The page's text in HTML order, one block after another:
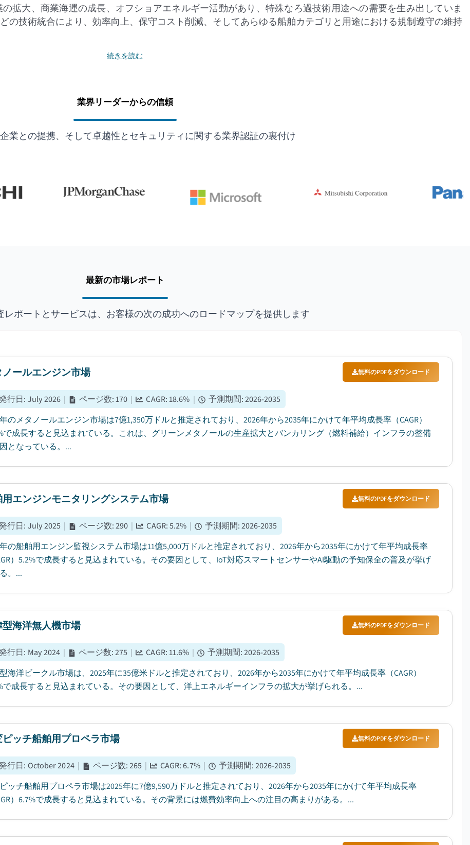
拡大、商業海運の成長、オフショアエネルギー活動があり、特殊なろ過技術用途への需要を生み出していま
の技術統合により、効率向上、保守コスト削減、そしてあらゆる船舶カテゴリと用途における規制遵守の維持
続きを読む
業界リーダーからの信頼
業との提携、そして卓越性とセキュリティに関する業界認証の裏付け
最新の市場レポート
レポートとサービスは、お客様の次の成功へのロードマップを提供します
ノールエンジン市場 無料のPDFをダウンロード
行日: July 2026 | ページ数:170 | CAGR:18.6% | 予測期間:2026-2035
のメタノールエンジン市場は7億1,350万ドルと推定されており、2026年から2035年にかけて年平均成長率（CAGR）
で成長すると見込まれている。これは、グリーンメタノールの生産拡大とバンカリング（燃料補給）インフラの整備
となっている。...
用エンジンモニタリングシステム市場 無料のPDFをダウンロード
行日: July 2025 | ページ数:290 | CAGR:5.2% | 予測期間:2026-2035
の船舶用エンジン監視システム市場は11億5,000万ドルと推定されており、2026年から2035年にかけて年平均成長率
）5.2%で成長すると見込まれている。その要因として、IoT対応スマートセンサーやAI駆動の予知保全の普及が挙げ
。...
型海洋無人機市場 無料のPDFをダウンロード
行日: May 2024 | ページ数:275 | CAGR:11.6% | 予測期間:2026-2035
海洋ビークル市場は、2025年に35億米ドルと推定されており、2026年から2035年にかけて年平均成長率（CAGR）
で成長すると見込まれている。その要因として、洋上エネルギーインフラの拡大が挙げられる。...
ピッチ船舶用プロペラ市場 無料のPDFをダウンロード
行日: October 2024 | ページ数:265 | CAGR:6.7% | 予測期間:2026-2035
ッチ船舶用プロペラ市場は2025年に7億9,590万ドルと推定されており、2026年から2035年にかけて年平均成長率
）6.7%で成長すると見込まれている。その背景には燃費効率向上への注目の高まりがある。...